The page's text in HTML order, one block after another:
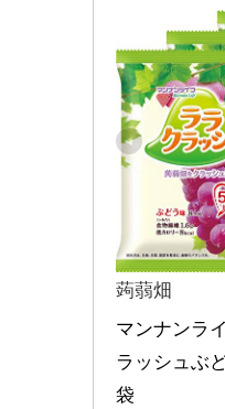
蒟蒻畑
マンナンラ
ラッシュぶ
袋